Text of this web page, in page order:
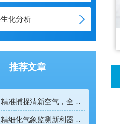
生化分析
推荐文章
精准捕捉清新空气，全彩屏一体化负氧离子监测站量化生态优势
精细化气象监测新利器！雨雾滴谱仪精准识别各类雨雪雾天气